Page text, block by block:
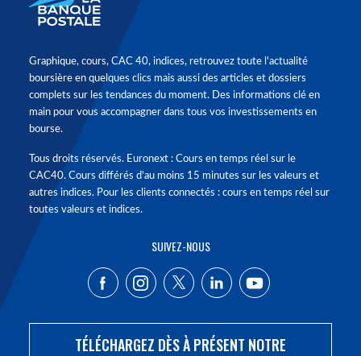
Graphique, cours, CAC 40, indices, retrouvez toute l'actualité
boursière en quelques clics mais aussi des articles et dossiers
complets sur les tendances du moment. Des informations clé en
main pour vous accompagner dans tous vos investissements en
bourse.
Tous droits réservés. Euronext : Cours en temps réel sur le
CAC40. Cours différés d'au moins 15 minutes sur les valeurs et
autres indices. Pour les clients connectés : cours en temps réel sur
toutes valeurs et indices.
SUIVEZ-NOUS
TÉLÉCHARGEZ DÈS À PRÉSENT NOTRE